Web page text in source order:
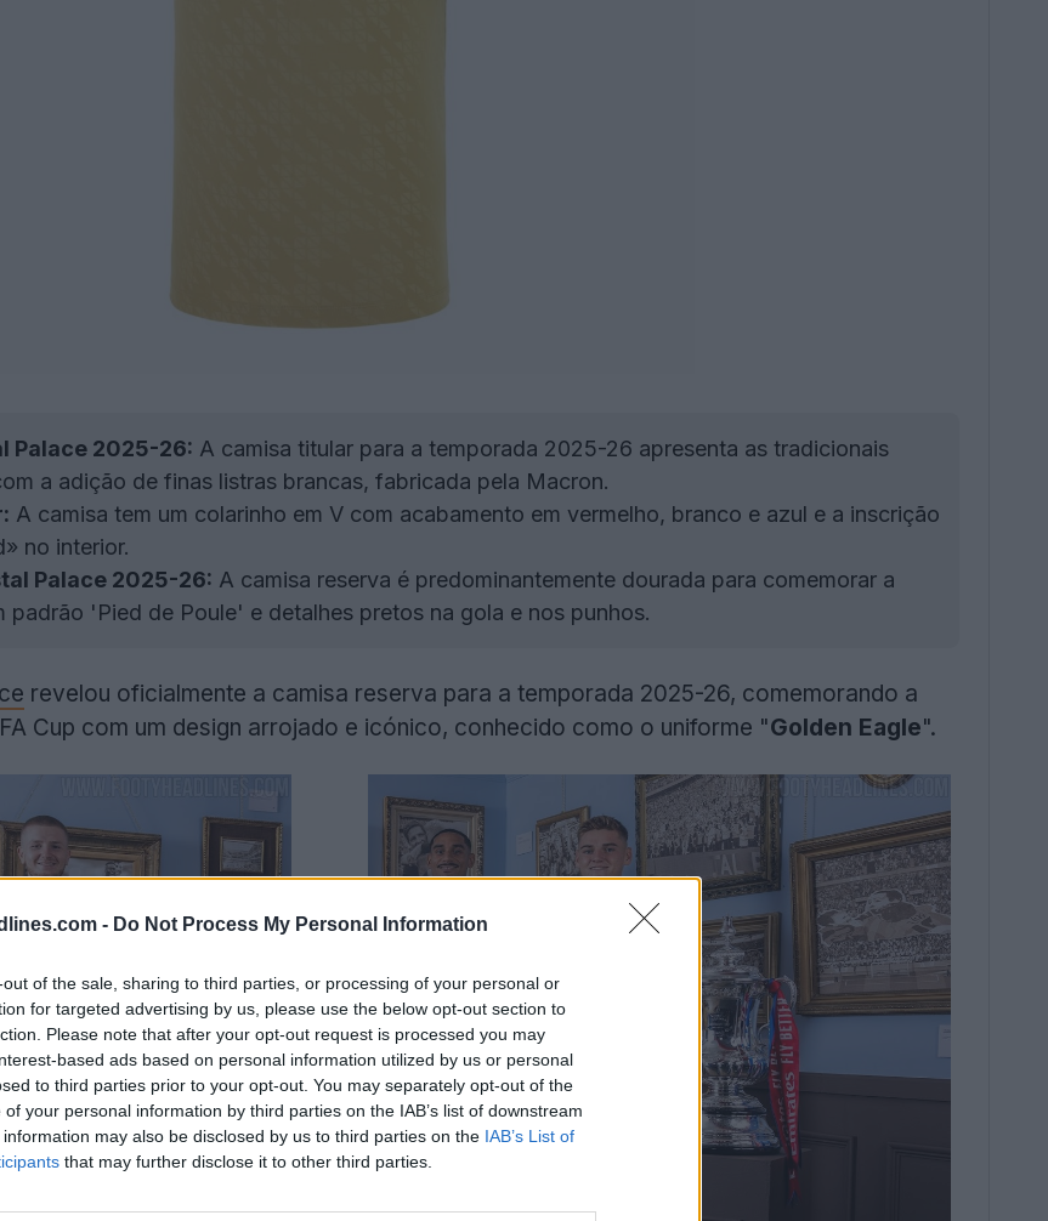
- Do Not Process My Personal Information
of the sale, sharing to third parties, or processing of your personal or
for targeted advertising by us, please use the below opt-out section to
Please note that after your opt-out request is processed you may
based ads based on personal information utilized by us or personal
to third parties prior to your opt-out. You may separately opt-out of the
your personal information by third parties on the IAB’s list of downstream
may also be disclosed by us to third parties on the IAB’s List of
that may further disclose it to other third parties.
Palace 2025-26: A camisa titular para a temporada 2025-26 apresenta as tradicionais
a adição de finas listras brancas, fabricada pela Macron.
A camisa tem um colarinho em V com acabamento em vermelho, branco e azul e a inscrição
no interior.
Palace 2025-26: A camisa reserva é predominantemente dourada para comemorar a
padrão 'Pied de Poule' e detalhes pretos na gola e nos punhos.
revelou oficialmente a camisa reserva para a temporada 2025-26, comemorando a
Cup com um design arrojado e icónico, conhecido como o uniforme "Golden Eagle".